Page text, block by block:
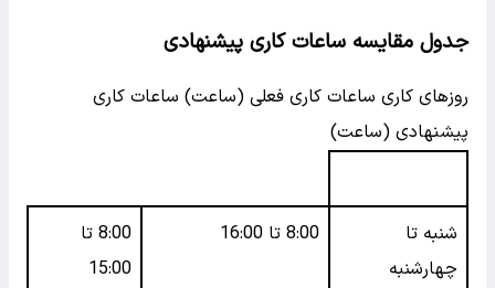
جدول مقایسه ساعات کاری پیشنهادی
روزهای کاری ساعات کاری فعلی (ساعت) ساعات کاری
پیشنهادی (ساعت)
شنبه تا
چهارشنبه
8:00 تا 16:00
8:00 تا
15:00